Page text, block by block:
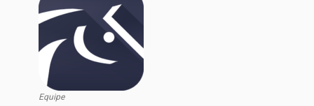
Equipe